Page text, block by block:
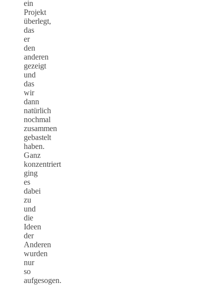
ein
Projekt
überlegt,
das
er
den
anderen
gezeigt
und
das
wir
dann
natürlich
nochmal
zusammen
gebastelt
haben.
Ganz
konzentriert
ging
es
dabei
zu
und
die
Ideen
der
Anderen
wurden
nur
so
aufgesogen.